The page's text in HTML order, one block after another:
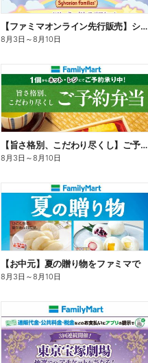
【ファミマオンライン先行販売】シルバニアファミリー
8月3日 ～8月10日
【旨さ格別、こだわり尽くし】ご予約弁当
8月3日 ～8月10日
【お中元】夏の贈り物をファミマで
8月3日 ～8月10日